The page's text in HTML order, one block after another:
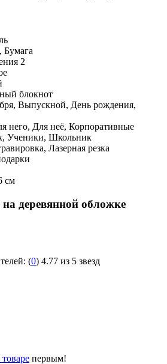
Бумага
2
блокнот
Выпускной, День рождения,
него, Для неё, Корпоративные
Ученики, Школьник
Лазерная резка
см
деревянной обложке
(0) 4.77 из 5 звезд
первым!